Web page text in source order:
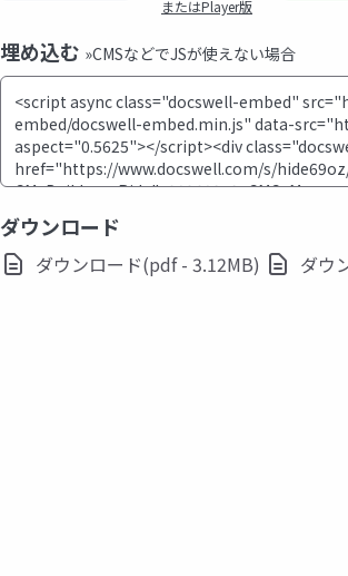
またはPlayer版
埋め込む »CMSなどでJSが使えない場合
ダウンロード
ダウンロード(pdf - 3.12MB) ダウ